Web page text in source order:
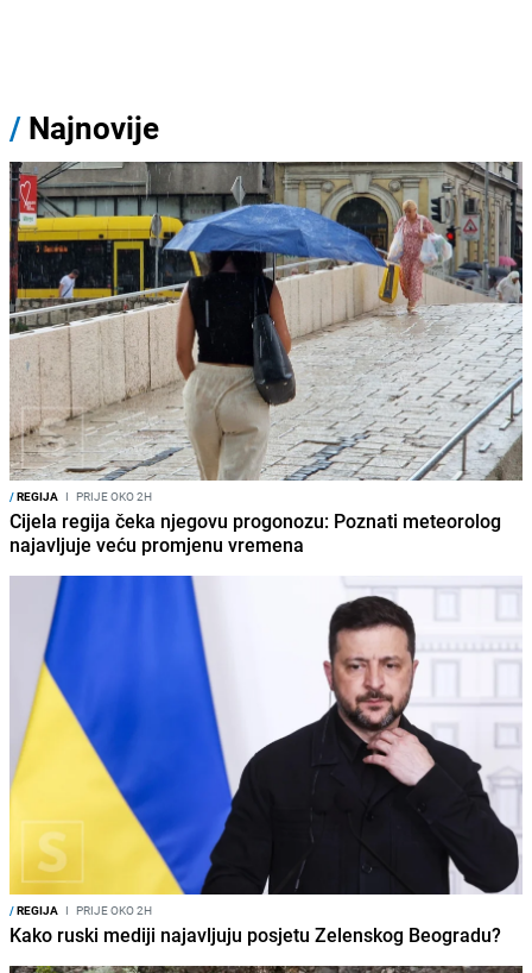
/ Najnovije
/REGIJA I PRIJE OKO 2H
Cijela regija čeka njegovu progonozu: Poznati meteorolog
najavljuje veću promjenu vremena
/REGIJA I PRIJE OKO 2H
Kako ruski mediji najavljuju posjetu Zelenskog Beogradu?